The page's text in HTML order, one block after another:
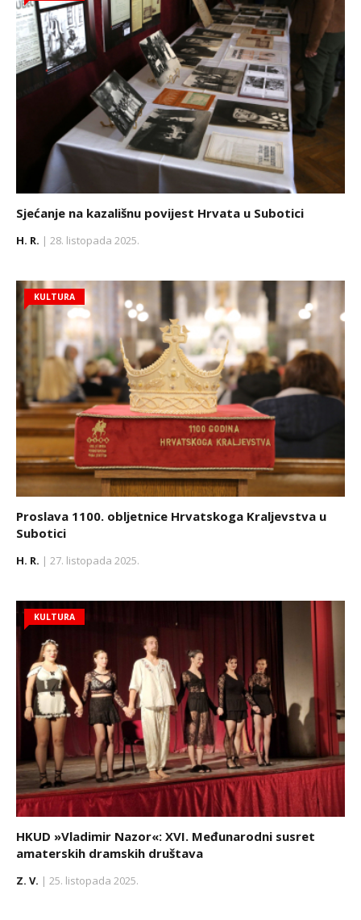
Sjećanje na kazališnu povijest Hrvata u Subotici
H. R. | 28. listopada 2025.
KULTURA
Proslava 1100. obljetnice Hrvatskoga Kraljevstva u
Subotici
H. R. | 27. listopada 2025.
KULTURA
HKUD »Vladimir Nazor«: XVI. Međunarodni susret
amaterskih dramskih društava
Z. V. | 25. listopada 2025.